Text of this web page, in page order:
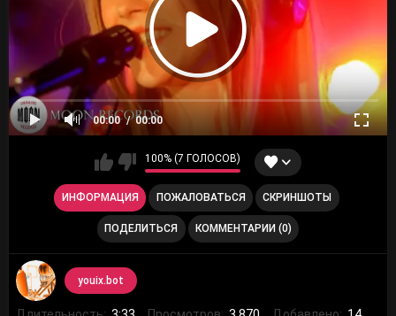
00:00 00:00
100% (7 ГОЛОСОВ)
ИНФОРМАЦИЯ ПОЖАЛОВАТЬСЯ СКРИНШОТЫ
ПОДЕЛИТЬСЯ КОММЕНТАРИИ (0)
youix.bot